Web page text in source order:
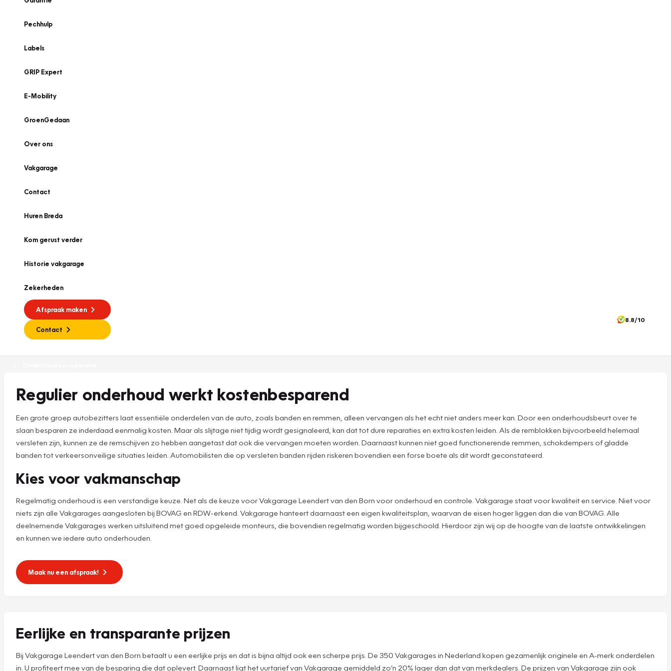
Pechhulp
Labels
GRIP Expert
E-Mobility
GroenGedaan
Over ons
Vakgarage
Contact
Huren Breda
Kom gerust verder
Historie vakgarage
Zekerheden
Afspraak maken
Contact
8.8/10
Regulier onderhoud werkt kostenbesparend
Een grote groep autobezitters laat essentiële onderdelen van de auto, zoals banden en remmen, alleen vervangen als het echt niet anders meer kan. Door een onderhoudsbeurt over te
slaan besparen ze inderdaad eenmalig kosten. Maar als slijtage niet tijdig wordt gesignaleerd, kan dat tot dure reparaties en extra kosten leiden. Als de remblokken bijvoorbeeld helemaal
versleten zijn, kunnen ze de remschijven zo hebben aangetast dat ook die vervangen moeten worden. Daarnaast kunnen niet goed functionerende remmen, schokdempers of gladde
banden tot verkeersonveilige situaties leiden. Automobilisten die op versleten banden rijden riskeren bovendien een forse boete als dit wordt geconstateerd.
Kies voor vakmanschap
Regelmatig onderhoud is een verstandige keuze. Net als de keuze voor Vakgarage Leendert van den Born voor onderhoud en controle. Vakgarage staat voor kwaliteit en service. Niet voor
niets zijn alle Vakgarages aangesloten bij BOVAG en RDW-erkend. Vakgarage hanteert daarnaast een eigen kwaliteitsplan, waarvan de eisen hoger liggen dan die van BOVAG. Alle
deelnemende Vakgarages werken uitsluitend met goed opgeleide monteurs, die bovendien regelmatig worden bijgeschoold. Hierdoor zijn wij op de hoogte van de laatste ontwikkelingen
en kunnen we iedere auto onderhouden.
Maak nu een afspraak!
Eerlijke en transparante prijzen
Bij Vakgarage Leendert van den Born betaalt u een eerlijke prijs en dat is bijna altijd ook een scherpe prijs. De 350 Vakgarages in Nederland kopen gezamenlijk originele en A-merk onderdelen
in. U profiteert mee van de besparing die dat oplevert. Daarnaast ligt het uurtarief van Vakgarage gemiddeld zo’n 20% lager dan dat van merkdealers. De prijzen van Vakgarage zijn ook